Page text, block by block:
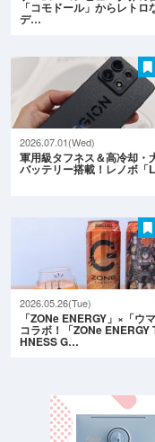
「コモドール」からレトロ
デ…
2026.07.01(Wed)
軍用級タフネス＆高冷却・
バッテリー搭載！レノボ
2026.05.26(Tue)
「ZONe ENERGY」×「ウ
コラボ！「ZONe ENERGY
HNESS G…